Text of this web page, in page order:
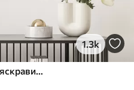
1.3k
Пишна сільська місцевість із яскравим лугом диких квітів, наповненим різнокольоровими квітами під хмарним небом